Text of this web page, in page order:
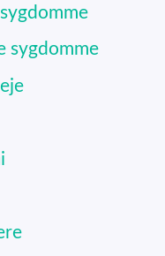
sygdomme